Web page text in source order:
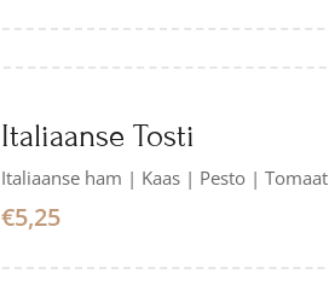
Italiaanse Tosti
Italiaanse ham | Kaas | Pesto | Tomaat
€5,25